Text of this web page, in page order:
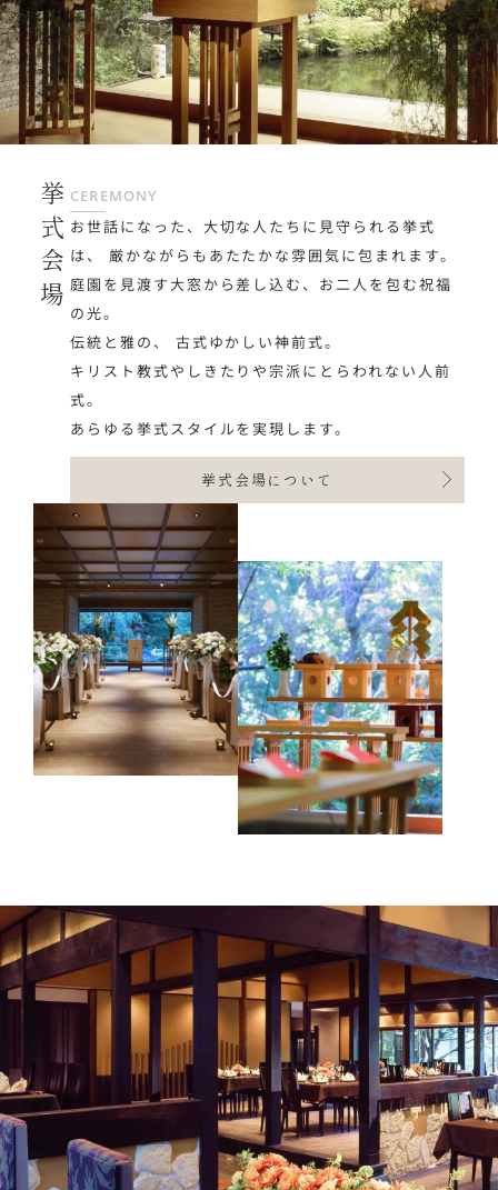
挙式会場 CEREMONY
お世話になった、大切な人たちに見守られる挙式
は、
厳かながらもあたたかな雰囲気に包まれます。
庭園を見渡す大窓から差し込む、お二人を包む祝福
の光。
伝統と雅の、 古式ゆかしい神前式。
キリスト教式やしきたりや宗派にとらわれない人前
式。
あらゆる挙式スタイルを実現します。
挙式会場について